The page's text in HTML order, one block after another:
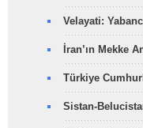
Velayati:
İran’ın Mekke
Türkiye
Sistan-